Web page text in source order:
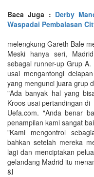
Baca Juga : Derby
Waspadai Pembalasan
melengkung Gareth Bale
Meski hanya seri,
sebagai runner-up Grup
usai mengantongi
yang mengunci juara grup
"Ada banyak hal yang
Kroos usai pertandingan di
Uefa.com. "Anda benar
penampilan kami sangat
"Kami mengontrol
bahkan setelah mereka
lagi dan menciptakan
gelandang Madrid itu
&l